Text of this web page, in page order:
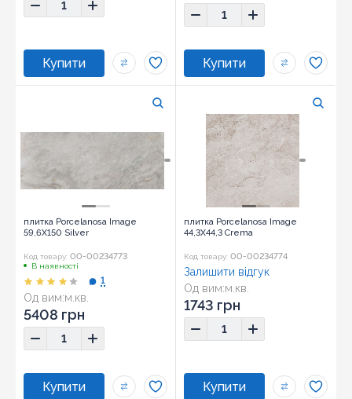
плитка Porcelanosa Image
59,6X150 Silver
Код товару: 00-00234773
В наявності
Од вим:м.кв.
Розмір: 59,6x150
1
5408 грн
плитка Porcelanosa Image
44,3X44,3 Crema
Код товару: 00-00234774
Од вим:м.кв.
Розмір:44,3x44,3
Залишити відгук
1743 грн